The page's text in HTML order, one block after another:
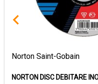
Norton Saint-Gobain
NORTON DISC DEBITARE